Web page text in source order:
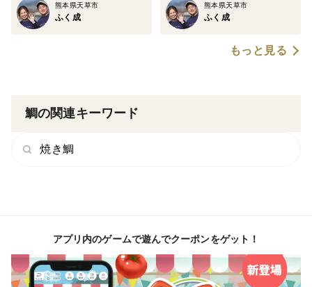
熊本県天草市
ふく成
熊本県天草市
ふく成
もっと見る
鯛の関連キーワード
焼き鯛
アプリ内のゲームで遊んでクーポンをゲット！